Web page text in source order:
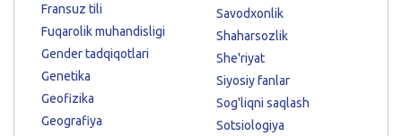
Fransuz tili
Fuqarolik muhandisligi
Gender tadqiqotlari
Genetika
Geofizika
Geografiya
Savodxonlik
Shaharsozlik
She'riyat
Siyosiy fanlar
Sog'liqni saqlash
Sotsiologiya